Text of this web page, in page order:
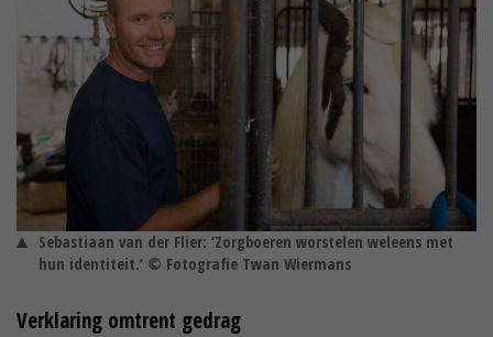
Sebastiaan van der Flier: ‘Zorgboeren worstelen weleens met
hun identiteit.’ © Fotografie Twan Wiermans
Verklaring omtrent gedrag